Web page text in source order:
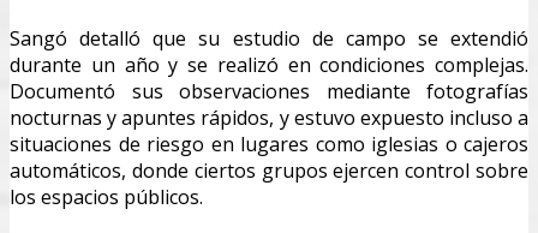
Sangó detalló que su estudio de campo se extendió
durante un año y se realizó en condiciones complejas.
Documentó sus observaciones mediante fotografías
nocturnas y apuntes rápidos, y estuvo expuesto incluso a
situaciones de riesgo en lugares como iglesias o cajeros
automáticos, donde ciertos grupos ejercen control sobre
los espacios públicos.